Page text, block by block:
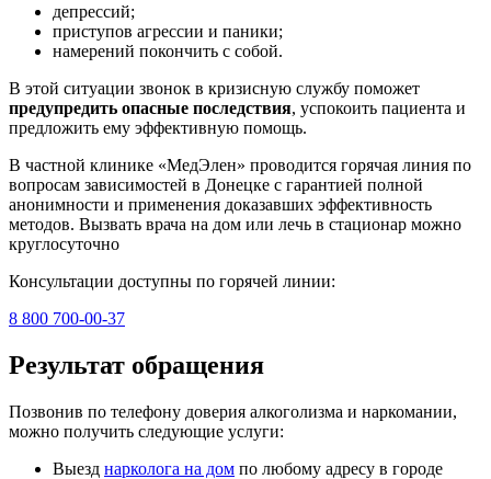
депрессий;
приступов агрессии и паники;
намерений покончить с собой.
В этой ситуации звонок в кризисную службу поможет
предупредить опасные последствия, успокоить пациента и
предложить ему эффективную помощь.
В частной клинике «МедЭлен» проводится горячая линия по
вопросам зависимостей в Донецке с гарантией полной
анонимности и применения доказавших эффективность
методов. Вызвать врача на дом или лечь в стационар можно
круглосуточно
Консультации доступны по горячей линии:
8 800 700-00-37
Результат обращения
Позвонив по телефону доверия алкоголизма и наркомании,
можно получить следующие услуги:
Выезд нарколога на дом по любому адресу в городе